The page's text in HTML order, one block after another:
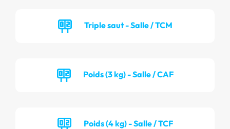
Triple saut - Salle / TCM
Poids (3 kg) - Salle / CAF
Poids (4 kg) - Salle / TCF